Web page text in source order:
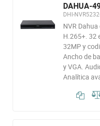
DAHUA-
DHI-
NVR
H.265+. 32
32MP y
Ancho de
y VGA.
Analítica